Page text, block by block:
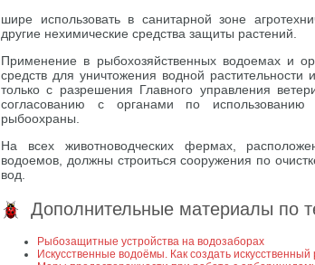
шире использовать в санитарной зоне
другие нехимические средства защиты растений.
Применение в рыбохозяйственных водоемах и
средств для уничтожения водной растительности
только с разрешения Главного управления
согласованию с органами по
рыбоохраны.
На всех животноводческих фермах,
водоемов, должны строиться сооружения по
вод.
Дополнительные материалы по
Рыбозащитные устройства на водозаборах
Искусственные водоёмы. Как создать